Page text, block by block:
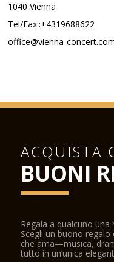
1040 Vienna
Tel/Fax.:+4319688622
office@vienna-
ACQUISTA
BUONI
Regala a qualcuno una
Scegli un buono
che ama—musica,
tutto in un’unica